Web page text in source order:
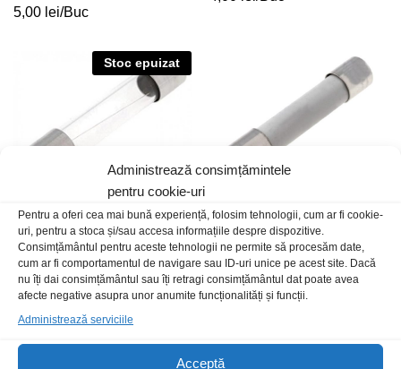
Administrează consimțămintele
pentru cookie-uri
Pentru a oferi cea mai bună experiență, folosim tehnologii, cum ar fi cookie-
uri, pentru a stoca și/sau accesa informațiile despre dispozitive.
Consimțământul pentru aceste tehnologii ne permite să procesăm date,
cum ar fi comportamentul de navigare sau ID-uri unice pe acest site. Dacă
nu îți dai consimțământul sau îți retragi consimțământul dat poate avea
afecte negative asupra unor anumite funcționalități și funcții.
Administrează serviciile
Acceptă
5,00 lei/Buc
Stoc epuizat
Sig fuz ZGS 0.25A 250Vac
2,00 lei /Buc
Sig Fuz ZGTH 16A 500V Siba
4,00 lei /Buc